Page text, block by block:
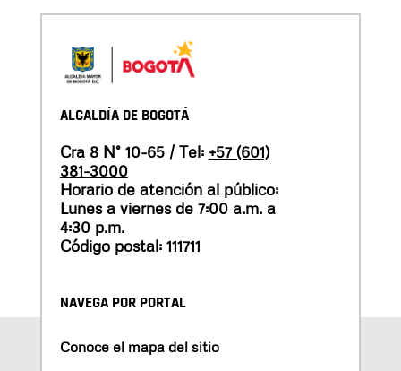
ALCALDÍA DE BOGOTÁ
Cra 8 N° 10-65 / Tel: +57 (601)
381-3000
Horario de atención al público:
Lunes a viernes de 7:00 a.m. a
4:30 p.m.
Código postal: 111711
NAVEGA POR PORTAL
Conoce el mapa del sitio